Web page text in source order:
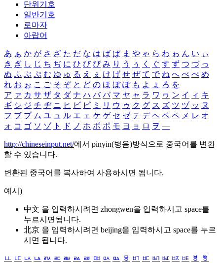
단위기호
일반기호
로마자
아랍어
あ ぁ か が さ ざ た だ な は ば ぱ ま や ゃ ら わ ゎ ん い ぃ
き ぎ し じ ち ぢ に ひ び ぴ み り う ぅ く ぐ す ず つ づ っ
ぬ ふ ぶ ぷ む ゆ ゅ る え ぇ け げ せ ぜ て で ね へ べ ぺ め
れ お ぉ こ ご そ ぞ と ど の ほ ぼ ぽ も よ ょ ろ を
ア ァ カ サ ザ タ ダ ナ ハ バ パ マ ヤ ャ ラ ワ ヮ ン イ ィ キ
ギ シ ジ チ ヂ ニ ヒ ビ ピ ミ リ ウ ゥ ク グ ス ズ ツ ヅ ッ ヌ
フ ブ プ ム ユ ュ ル エ ェ ケ ゲ セ ゼ テ デ ヘ ベ ペ メ レ オ
ォ コ ゴ ソ ゾ ト ド ノ ホ ボ ポ モ ヨ ョ ロ ヲ ―
http://chineseinput.net/에서 pinyin(병음)방식으로 중국어를 변환
할 수 있습니다.
변환된 중국어를 복사하여 사용하시면 됩니다.
예시)
中文 을 입력하시려면 zhongwen을 입력하시고 space를
누르시면됩니다.
北京 을 입력하시려면 beijing을 입력하시고 space를 누르
시면 됩니다.
ㅥ ㅦ ㅧ ㅨ ㅩ ㅪ ㅫ ㅬ ㅭ ㅮ ㅯ ㅰ ㅱ ㅲ ㅳ ㅴ ㅵ ㅶ ㅷ ㅸ
ㅹ